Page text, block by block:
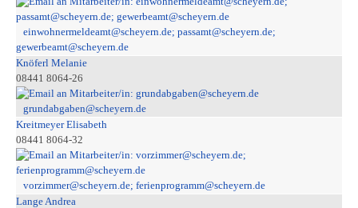
einwohnermeldeamt@scheyern.de; passamt@scheyern.de;
gewerbeamt@scheyern.de
Knöferl Melanie
08441 8064-26
grundabgaben@scheyern.de
Kreitmeyer Elisabeth
08441 8064-32
vorzimmer@scheyern.de; ferienprogramm@scheyern.de
Lange Andrea